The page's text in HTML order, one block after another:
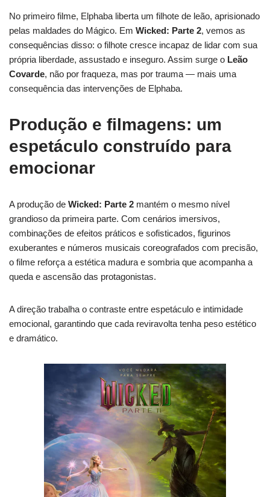
No primeiro filme, Elphaba liberta um filhote de leão, aprisionado
pelas maldades do Mágico. Em Wicked: Parte 2, vemos as
consequências disso: o filhote cresce incapaz de lidar com sua
própria liberdade, assustado e inseguro. Assim surge o Leão
Covarde, não por fraqueza, mas por trauma — mais uma
consequência das intervenções de Elphaba.
Produção e filmagens: um
espetáculo construído para
emocionar
A produção de Wicked: Parte 2 mantém o mesmo nível
grandioso da primeira parte. Com cenários imersivos,
combinações de efeitos práticos e sofisticados, figurinos
exuberantes e números musicais coreografados com precisão,
o filme reforça a estética madura e sombria que acompanha a
queda e ascensão das protagonistas.
A direção trabalha o contraste entre espetáculo e intimidade
emocional, garantindo que cada reviravolta tenha peso estético
e dramático.